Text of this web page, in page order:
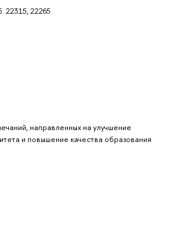
22315, 22265
направленных на улучшение
и повышение качества образования